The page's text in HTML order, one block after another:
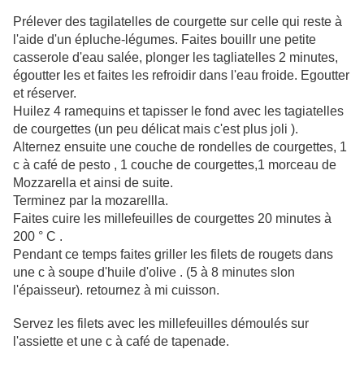
Prélever des tagilatelles de courgette sur celle qui reste à
l'aide d'un épluche-légumes. Faites bouillr une petite
casserole d'eau salée, plonger les tagliatelles 2 minutes,
égoutter les et faites les refroidir dans l'eau froide. Egoutter
et réserver.
Huilez 4 ramequins et tapisser le fond avec les tagiatelles
de courgettes (un peu délicat mais c'est plus joli ).
Alternez ensuite une couche de rondelles de courgettes, 1
c à café de pesto , 1 couche de courgettes,1 morceau de
Mozzarella et ainsi de suite.
Terminez par la mozarellla.
Faites cuire les millefeuilles de courgettes 20 minutes à
200 ° C .
Pendant ce temps faites griller les filets de rougets dans
une c à soupe d'huile d'olive . (5 à 8 minutes slon
l'épaisseur). retournez à mi cuisson.
Servez les filets avec les millefeuilles démoulés sur
l'assiette et une c à café de tapenade.